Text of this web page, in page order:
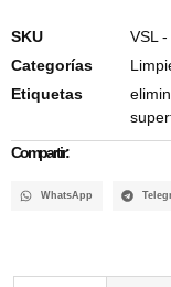
SKU
VSL
Categorías
Etiquetas
Compartir:
WhatsApp